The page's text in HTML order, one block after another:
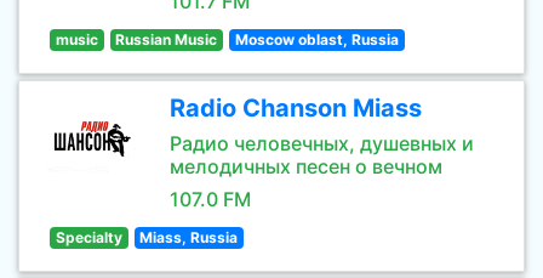
music Russian Music Moscow oblast, Russia
Radio Chanson Miass
Радио человечных, душевных и
мелодичных песен о вечном
107.0 FM
Specialty Miass, Russia